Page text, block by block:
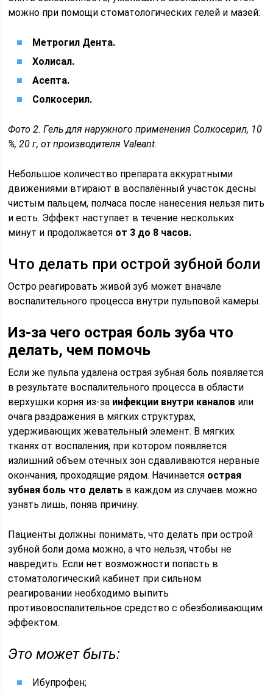
можно при помощи стоматологических гелей и мазей:
Метрогил Дента.
Холисал.
Асепта.
Солкосерил.
Фото 2. Гель для наружного применения Солкосерил, 10
%, 20 г, от производителя Valeant.
Небольшое количество препарата аккуратными
движениями втирают в воспалённый участок десны
чистым пальцем, полчаса после нанесения нельзя пить
и есть. Эффект наступает в течение нескольких
минут и продолжается от 3 до 8 часов.
Что делать при острой зубной боли
Остро реагировать живой зуб может вначале
воспалительного процесса внутри пульповой камеры.
Из-за чего острая боль зуба что
делать, чем помочь
Если же пульпа удалена острая зубная боль появляется
в результате воспалительного процесса в области
верхушки корня из-за инфекции внутри каналов или
очага раздражения в мягких структурах,
удерживающих жевательный элемент. В мягких
тканях от воспаления, при котором появляется
излишний объем отечных зон сдавливаются нервные
окончания, проходящие рядом. Начинается острая
зубная боль что делать в каждом из случаев можно
узнать лишь, поняв причину.
Пациенты должны понимать, что делать при острой
зубной боли дома можно, а что нельзя, чтобы не
навредить. Если нет возможности попасть в
стоматологический кабинет при сильном
реагировании необходимо выпить
противовоспалительное средство с обезболивающим
эффектом.
Это может быть:
Ибупрофен;